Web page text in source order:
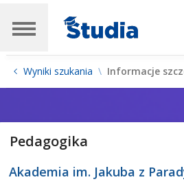
Wyniki szukania Informacje
Pedagogika
Akademia im. Jakuba z